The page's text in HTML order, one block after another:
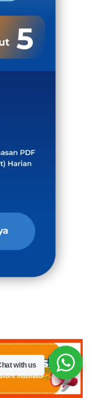
with us